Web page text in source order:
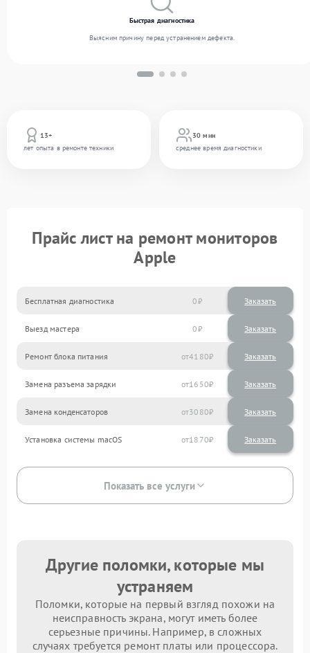
13+
лет опыта в ремонте техники
30 мин
среднее время диагностики
Быстрая диагностика
Выясним причину перед устранением дефекта.
Прайс лист на ремонт мониторов
Apple
Бесплатная диагностика 0 Заказать
Выезд мастера 0 Заказать
Ремонт блока питания 4180
Замена разъема зарядки 1650
Замена конденсаторов 3080
Установка системы macOS 1870
Показать все услуги
Другие поломки, которые мы
устраняем
Поломки, которые на первый взгляд похожи на
неисправность экрана, могут иметь более
серьезные причины. Например, в сложных
случаях требуется ремонт платы или процессора.